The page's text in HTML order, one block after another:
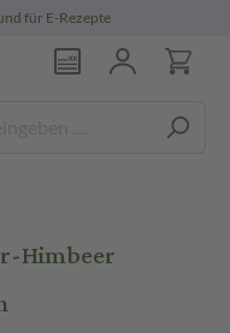
für E-Rezepte
Himbeer